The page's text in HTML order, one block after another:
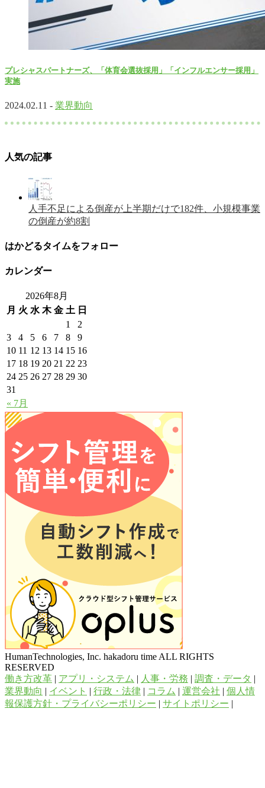
プレシャスパートナーズ、「体育会選抜採用」「インフルエンサー採用」
実施
2024.02.11 - 業界動向
人気の記事
人手不足による倒産が上半期だけで182件、小規模事業
の倒産が約8割
はかどるタイムをフォロー
カレンダー
2026年8月
月 火 水 木 金 土 日
« 7月
1
2
3
4 5 6 7 8
9
10 11 12 13 14 15 16
17 18 19 20 21 22 23
24 25 26 27 28 29 30
31
HumanTechnologies, Inc. hakadoru time ALL RIGHTS
RESERVED
働き方改革 | アプリ・システム | 人事・労務 | 調査・データ |
業界動向 | イベント | 行政・法律 | コラム | 運営会社 | 個人情
報保護方針・プライバシーポリシー | サイトポリシー |